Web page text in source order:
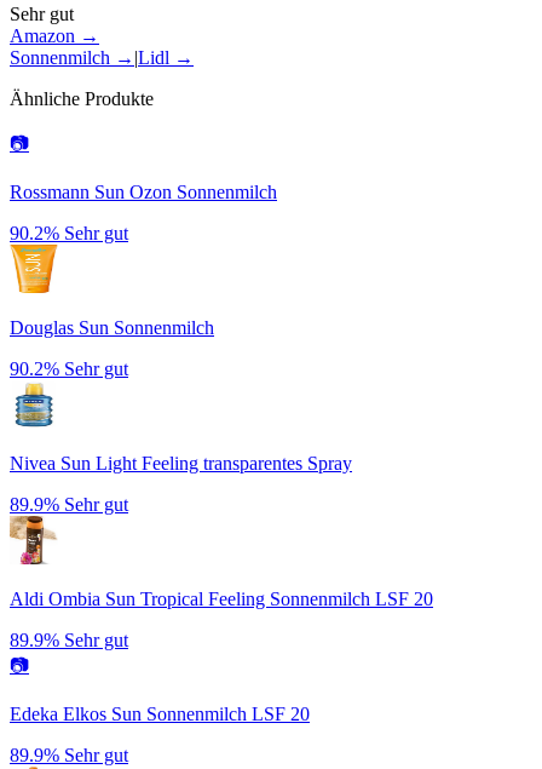
Sehr gut
Amazon →
Sonnenmilch → |Lidl →
Ähnliche Produkte
📷
Rossmann Sun Ozon Sonnenmilch
90.2% Sehr gut
Douglas Sun Sonnenmilch
90.2% Sehr gut
Nivea Sun Light Feeling transparentes Spray
89.9% Sehr gut
Aldi Ombia Sun Tropical Feeling Sonnenmilch LSF 20
89.9% Sehr gut
📷
Edeka Elkos Sun Sonnenmilch LSF 20
89.9% Sehr gut